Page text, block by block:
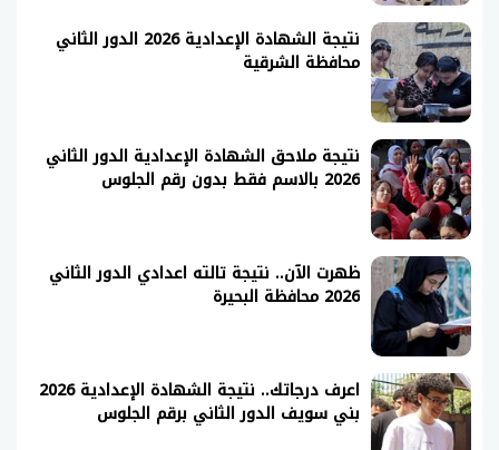
نتيجة الشهادة الإعدادية 2026 الدور الثاني
محافظة الشرقية
نتيجة ملاحق الشهادة الإعدادية الدور الثاني
2026 بالاسم فقط بدون رقم الجلوس
ظهرت الآن.. نتيجة تالته اعدادي الدور الثاني
2026 محافظة البحيرة
اعرف درجاتك.. نتيجة الشهادة الإعدادية 2026
بني سويف الدور الثاني برقم الجلوس